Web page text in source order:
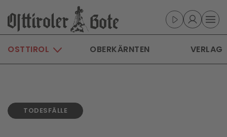
Skip to main content
OSTTIROL OBERKÄRNTEN VERLAG
TODESFÄLLE